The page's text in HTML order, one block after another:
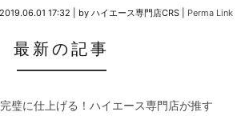
2019.06.01 17:32 by ハイエース専門店CRS Perma Link
最新の記事
璧に仕上げる！ハイエース専門店が推す